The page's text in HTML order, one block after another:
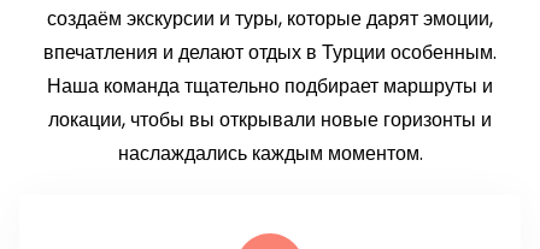
создаём экскурсии и туры, которые дарят эмоции,
впечатления и делают отдых в Турции особенным.
Наша команда тщательно подбирает маршруты и
локации, чтобы вы открывали новые горизонты и
наслаждались каждым моментом.